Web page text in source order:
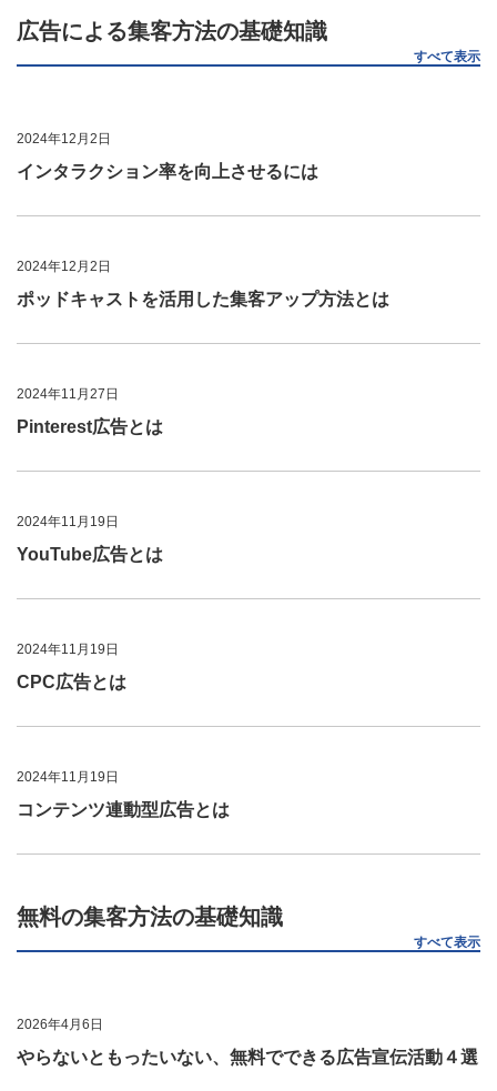
広告による集客方法の基礎知識
すべて表示
2024年12月2日
インタラクション率を向上させるには
2024年12月2日
ポッドキャストを活用した集客アップ方法とは
2024年11月27日
Pinterest広告とは
2024年11月19日
YouTube広告とは
2024年11月19日
CPC広告とは
2024年11月19日
コンテンツ連動型広告とは
無料の集客方法の基礎知識
すべて表示
2026年4月6日
やらないともったいない、無料でできる広告宣伝活動４選